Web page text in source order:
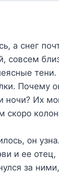
а снег
совсем
Почему
ночи? Их
скоро
он
и ее
за